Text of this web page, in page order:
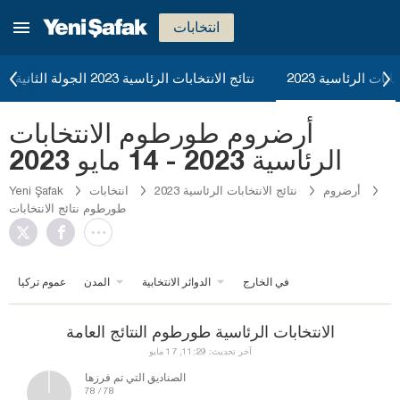
انتخابات
نتائج الانتخابات الرئاسية 2023 الجولة الثانية الرئاسية 2023
أرضروم طورطوم الانتخابات
الرئاسية 2023 - 14 مايو 2023
Yeni Şafak انتخابات نتائج الانتخابات الرئاسية 2023
أرضروم
طورطوم نتائج الانتخابات
عموم تركيا المدن الدوائر الانتخابية في الخارج
الانتخابات الرئاسية طورطوم النتائج العامة
آخر تحديث: 11:29, 17 مايو
الصناديق التي تم فرزها
78 / 78